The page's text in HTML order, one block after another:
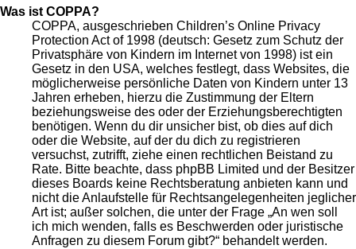
Was ist COPPA?
COPPA, ausgeschrieben Children’s Online Privacy
Protection Act of 1998 (deutsch: Gesetz zum Schutz der
Privatsphäre von Kindern im Internet von 1998) ist ein
Gesetz in den USA, welches festlegt, dass Websites, die
möglicherweise persönliche Daten von Kindern unter 13
Jahren erheben, hierzu die Zustimmung der Eltern
beziehungsweise des oder der Erziehungsberechtigten
benötigen. Wenn du dir unsicher bist, ob dies auf dich
oder die Website, auf der du dich zu registrieren
versuchst, zutrifft, ziehe einen rechtlichen Beistand zu
Rate. Bitte beachte, dass phpBB Limited und der Besitzer
dieses Boards keine Rechtsberatung anbieten kann und
nicht die Anlaufstelle für Rechtsangelegenheiten jeglicher
Art ist; außer solchen, die unter der Frage „An wen soll
ich mich wenden, falls es Beschwerden oder juristische
Anfragen zu diesem Forum gibt?“ behandelt werden.